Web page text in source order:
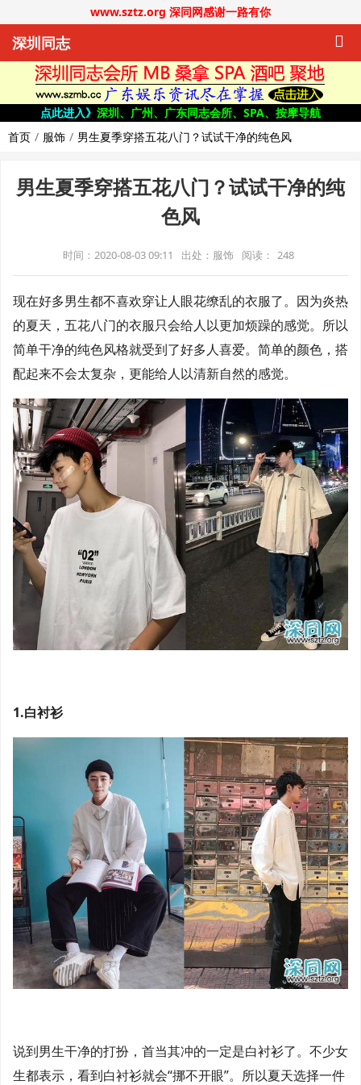
www.sztz.org 深同网感谢一路有你
深圳同志
点此进入》 深圳、广州、广东同志会所、SPA、按摩导航
首页
服饰 男生夏季穿搭五花八门？试试干净的纯色风
男生夏季穿搭五花八门？试试干净的纯
色风
时间：2020-08-03 09:11 出处：服饰 阅读： 248
现在好多男生都不喜欢穿让人眼花缭乱的衣服了。因为炎热
的夏天，五花八门的衣服只会给人以更加烦躁的感觉。所以
简单干净的纯色风格就受到了好多人喜爱。简单的颜色，搭
配起来不会太复杂，更能给人以清新自然的感觉。
1.白衬衫
说到男生干净的打扮，首当其冲的一定是白衬衫了。不少女
生都表示，看到白衬衫就会“挪不开眼”。所以夏天选择一件